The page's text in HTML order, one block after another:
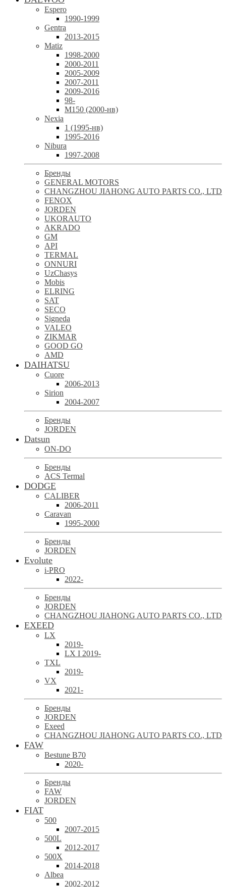
Espero
1990-1999
Gentra
2013-2015
Matiz
1998-2000
2000-2011
2005-2009
2007-2011
2009-2016
98-
М150 (2000-нв)
Nexia
1 (1995-нв)
1995-2016
Nibura
1997-2008
Бренды
GENERAL MOTORS
CHANGZHOU JIAHONG AUTO PARTS CO., LTD
FENOX
JORDEN
UKORAUTO
AKRADO
GM
API
TERMAL
ONNURI
UzChasys
Mobis
ELRING
SAT
SECO
Signeda
VALEO
ZIKMAR
GOOD GO
AMD
DAIHATSU
Cuore
2006-2013
Sirion
2004-2007
Бренды
JORDEN
Datsun
ON-DO
Бренды
ACS Termal
DODGE
CALIBER
2006-2011
Caravan
1995-2000
Бренды
JORDEN
Evolute
i-PRO
2022-
Бренды
JORDEN
CHANGZHOU JIAHONG AUTO PARTS CO., LTD
EXEED
LX
2019-
LX I 2019-
TXL
2019-
VX
2021-
Бренды
JORDEN
Exeed
CHANGZHOU JIAHONG AUTO PARTS CO., LTD
FAW
Bestune B70
2020-
Бренды
FAW
JORDEN
FIAT
500
2007-2015
500L
2012-2017
500X
2014-2018
Albea
2002-2012